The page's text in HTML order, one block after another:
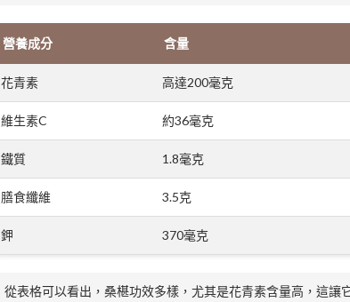
營養成分 含量
花青素 高達200毫克
維生素C 約36毫克
鐵質 1.8毫克
膳食纖維 3.5克
鉀 370毫克
從表格可以看出，桑椹功效多樣，尤其是花青素含量高，這讓